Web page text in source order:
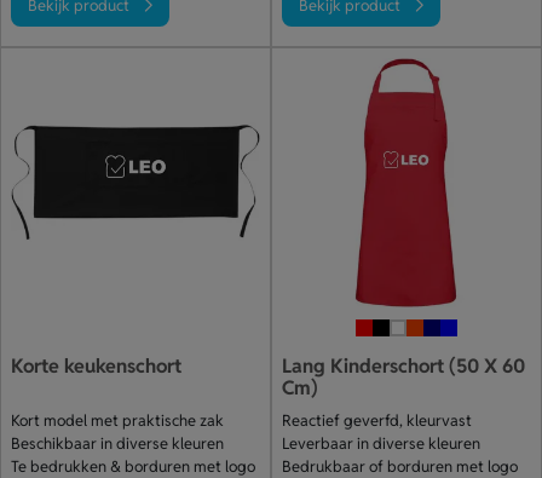
Bekijk product Bekijk product
Korte keukenschort
Kort model met praktische zak
Beschikbaar in diverse kleuren
Te bedrukken & borduren met logo
Lang Kinderschort (50 X 60
Cm)
Reactief geverfd, kleurvast
Leverbaar in diverse kleuren
Bedrukbaar of borduren met logo